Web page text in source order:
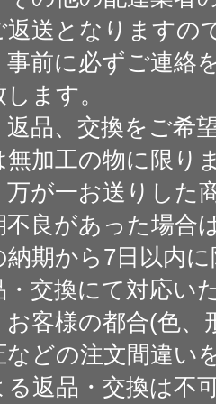
返送となりますの
前に必ずご連絡
します。
返品、交換をご希
無加工の物に限り
万が一お送りした
不良があった場合
納期から7日以内
・交換にて対応い
お客様の都合(色、
などの注文間違い
る返品・交換は不